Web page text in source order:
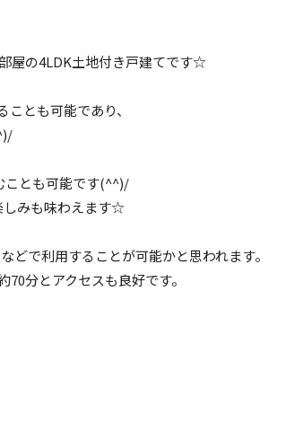
屋の4LDK土地付き戸建てです☆
とも可能であり、
ことも可能です(^^)/
しみも味わえます☆
どで利用することが可能かと思われます。
分とアクセスも良好です。